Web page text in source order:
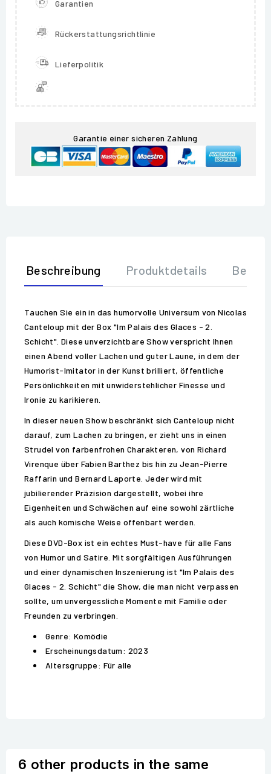
Garantien
Rückerstattungsrichtlinie
Lieferpolitik
Garantie einer sicheren Zahlung
Beschreibung Produktdetails
Tauchen Sie ein in das humorvolle Universum von Nicolas
Canteloup mit der Box "Im Palais des Glaces - 2.
Schicht". Diese unverzichtbare Show verspricht Ihnen
einen Abend voller Lachen und guter Laune, in dem der
Humorist-Imitator in der Kunst brilliert, öffentliche
Persönlichkeiten mit unwiderstehlicher Finesse und
Ironie zu karikieren.
In dieser neuen Show beschränkt sich Canteloup nicht
darauf, zum Lachen zu bringen, er zieht uns in einen
Strudel von farbenfrohen Charakteren, von Richard
Virenque über Fabien Barthez bis hin zu Jean-Pierre
Raffarin und Bernard Laporte. Jeder wird mit
jubilierender Präzision dargestellt, wobei ihre
Eigenheiten und Schwächen auf eine sowohl zärtliche
als auch komische Weise offenbart werden.
Diese DVD-Box ist ein echtes Must-have für alle Fans
von Humor und Satire. Mit sorgfältigen Ausführungen
und einer dynamischen Inszenierung ist "Im Palais des
Glaces - 2. Schicht" die Show, die man nicht verpassen
sollte, um unvergessliche Momente mit Familie oder
Freunden zu verbringen.
Genre: Komödie
Erscheinungsdatum: 2023
Altersgruppe: Für alle
6 other products in the same